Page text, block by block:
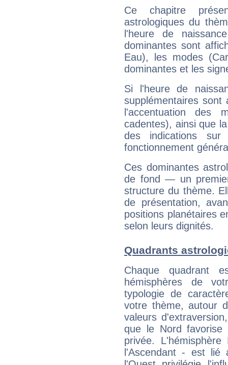
Ce chapitre
astrologiques du
l'heure de
dominantes sont
Eau), les modes
dominantes et les
Si l'heure de
supplémentaires sont
l'accentuation des
cadentes), ainsi que
des indications sur
fonctionnement
Ces dominantes
de fond — un
structure du thème.
de présentation,
positions planétaires
selon leurs dignités.
Quadrants
Chaque quadrant
hémisphères de
typologie de
votre thème, autour
valeurs
que le Nord favorise
privée.
l'Ascendant - est